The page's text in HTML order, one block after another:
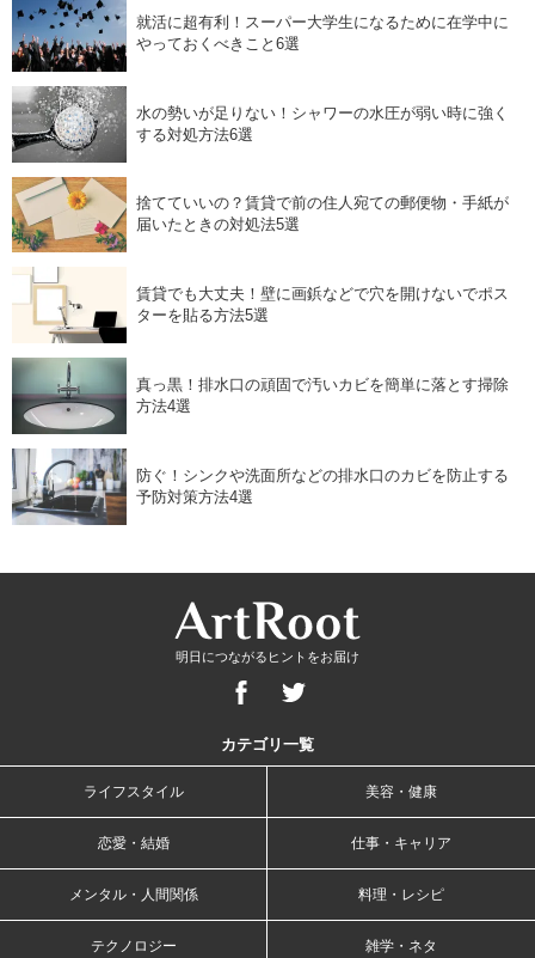
就活に超有利！スーパー大学生になるために在学中に
やっておくべきこと6選
水の勢いが足りない！シャワーの水圧が弱い時に強く
する対処方法6選
捨てていいの？賃貸で前の住人宛ての郵便物・手紙が
届いたときの対処法5選
賃貸でも大丈夫！壁に画鋲などで穴を開けないでポス
ターを貼る方法5選
真っ黒！排水口の頑固で汚いカビを簡単に落とす掃除
方法4選
防ぐ！シンクや洗面所などの排水口のカビを防止する
予防対策方法4選
明日につながるヒントをお届け
カテゴリ一覧
ライフスタイル 美容・健康
恋愛・結婚 仕事・キャリア
メンタル・人間関係 料理・レシピ
テクノロジー 雑学・ネタ